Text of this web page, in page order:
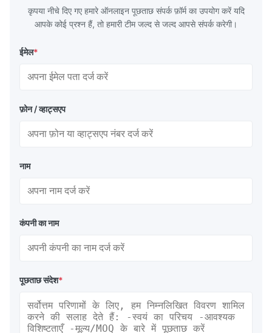
कृपया नीचे दिए गए हमारे ऑनलाइन पूछताछ संपर्क फ़ॉर्म का उपयोग करें यदि
आपके कोई प्रश्न हैं, तो हमारी टीम जल्द से जल्द आपसे संपर्क करेगी।
ईमेल*
फ़ोन / व्हाट्सएप
नाम
कंपनी का नाम
पूछताछ संदेश*